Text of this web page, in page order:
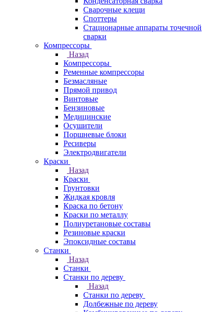
Сварочные клещи
Споттеры
Стационарные аппараты точечной
сварки
Компрессоры
Назад
Компрессоры
Ременные компрессоры
Безмасляные
Прямой привод
Винтовые
Бензиновые
Медицинские
Осушители
Поршневые блоки
Ресиверы
Электродвигатели
Краски
Назад
Краски
Грунтовки
Жидкая кровля
Краска по бетону
Краски по металлу
Полиуретановые составы
Резиновые краски
Эпоксидные составы
Станки
Назад
Станки
Станки по дереву
Назад
Станки по дереву
Долбежные по дереву